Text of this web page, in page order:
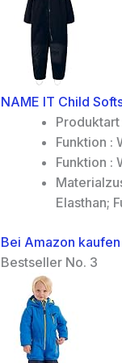
NAME IT Child
Funktion :
Funktion :
Elasthan;
Bei Amazon kaufen
Bestseller No. 3